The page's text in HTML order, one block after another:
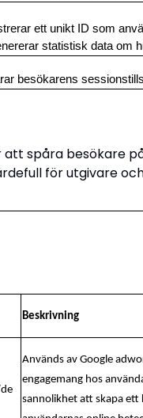
ett unikt ID som
statistisk data om
besökarens
spåra besökare
för utgivare
Beskrivning
Används av Google
engagemang hos
sannolikhet att skapa ett